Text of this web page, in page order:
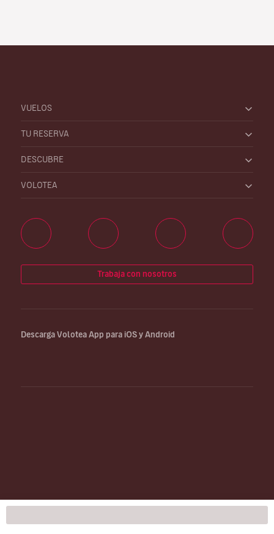
VUELOS
TU RESERVA
DESCUBRE
VOLOTEA
Trabaja con nosotros
Descarga Volotea App para iOS y Android